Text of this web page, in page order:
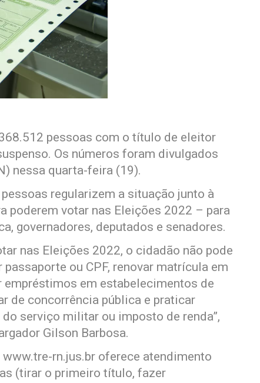
pessoas com o título de eleitor
Os números foram divulgados
nessa quarta-feira (19).
regularizem a situação junto à
poderem votar nas Eleições 2022 – para
governadores, deputados e senadores.
nas Eleições 2022, o cidadão não pode
ou CPF, renovar matrícula em
em estabelecimentos de
de concorrência pública e praticar
serviço militar ou imposto de renda”,
Gilson Barbosa.
rn.jus.br oferece atendimento
(tirar o primeiro título, fazer